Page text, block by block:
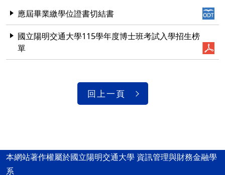
應屆畢業繳學位證書切結書
國立陽明交通大學115學年度博士班考試入學招生榜
單
回上一頁
本網站著作權屬於國立陽明交通大學 資訊管理與財務金融學
系